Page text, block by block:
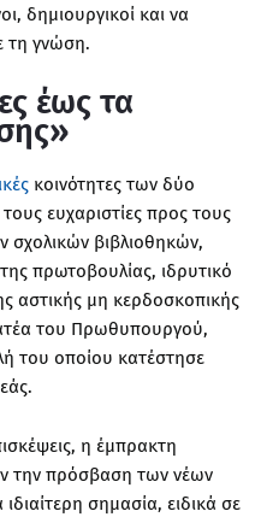
δημιουργικοί και να
τη γνώση.
έως τα
κοινότητες των δύο
ευχαριστίες προς τους
σχολικών βιβλιοθηκών,
πρωτοβουλίας, ιδρυτικό
αστικής μη κερδοσκοπικής
του Πρωθυπουργού,
του οποίου κατέστησε
η έμπρακτη
την πρόσβαση των νέων
σημασία, ειδικά σε